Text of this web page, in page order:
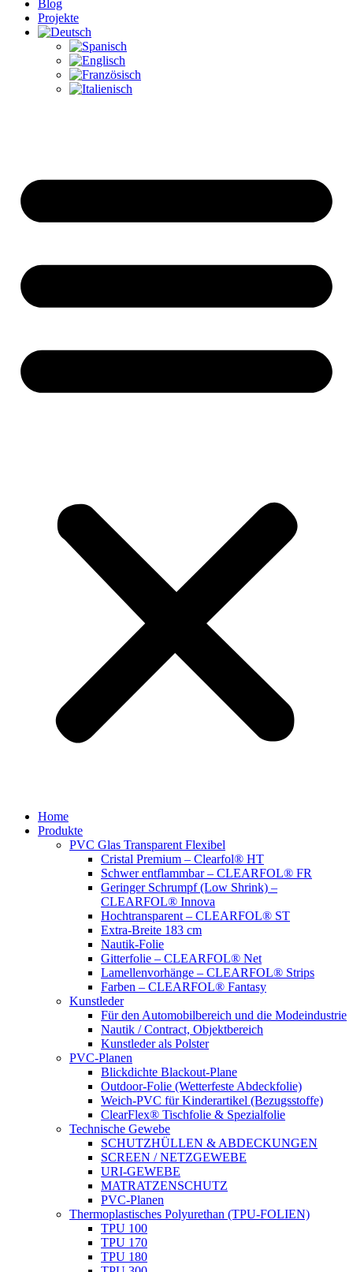
Blog
Projekte
Home
Produkte
PVC Glas Transparent Flexibel
Cristal Premium – Clearfol® HT
Schwer entflammbar – CLEARFOL® FR
Geringer Schrumpf (Low Shrink) –
CLEARFOL® Innova
Hochtransparent – CLEARFOL® ST
Extra-Breite 183 cm
Nautik-Folie
Gitterfolie – CLEARFOL® Net
Lamellenvorhänge – CLEARFOL® Strips
Farben – CLEARFOL® Fantasy
Kunstleder
Für den Automobilbereich und die Modeindustrie
Nautik / Contract, Objektbereich
Kunstleder als Polster
PVC-Planen
Blickdichte Blackout-Plane
Outdoor-Folie (Wetterfeste Abdeckfolie)
Weich-PVC für Kinderartikel (Bezugsstoffe)
ClearFlex® Tischfolie & Spezialfolie
Technische Gewebe
SCHUTZHÜLLEN & ABDECKUNGEN
SCREEN / NETZGEWEBE
URI-GEWEBE
MATRATZENSCHUTZ
PVC-Planen
Thermoplastisches Polyurethan (TPU-FOLIEN)
TPU 100
TPU 170
TPU 180